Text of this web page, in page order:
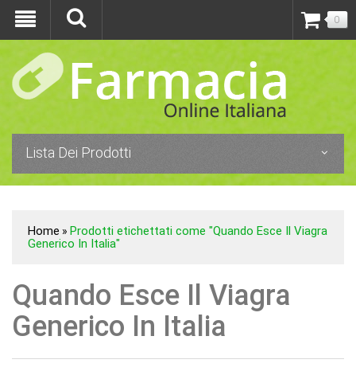
0
Lista Dei Prodotti
Home » Prodotti etichettati come "Quando Esce Il Viagra
Generico In Italia"
Quando Esce Il Viagra
Generico In Italia